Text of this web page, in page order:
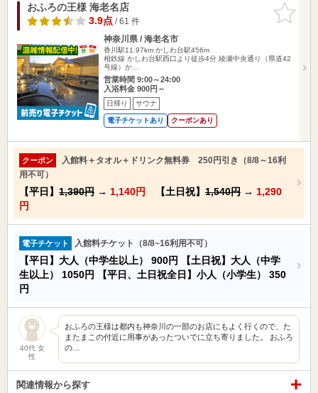
お気に入
りに追加
おふろの王様 海老名店
3.9点/ 61 件
神奈川県 / 海老名市
香川駅11.97km かしわ台駅456m
相鉄線 かしわ台駅西口より徒歩4分 綾瀬中央通り（県道42
号線）か…
営業時間 9:00～24:00
入浴料金 900円～
日帰り サウナ
電子チケットあり クーポンあり
クーポン
入館料＋タオル＋ドリンク無料券 250円引き（8/8～16利
用不可）
【平日】 1,390円 → 1,140円 【土日祝】 1,540円 → 1,290
円
電子チケット 入館料チケット（8/8~16利用不可）
【平日】大人（中学生以上） 900円
【土日祝】大人（中学
生以上） 1050円 【平日、土日祝全日】小人（小学生） 350
円
40代 女
性
おふろの王様は都内も神奈川の一部のお店にもよく行くので、た
またまこの付近に用事があったついでに立ち寄りました。 おふろ
の…
関連情報から探す